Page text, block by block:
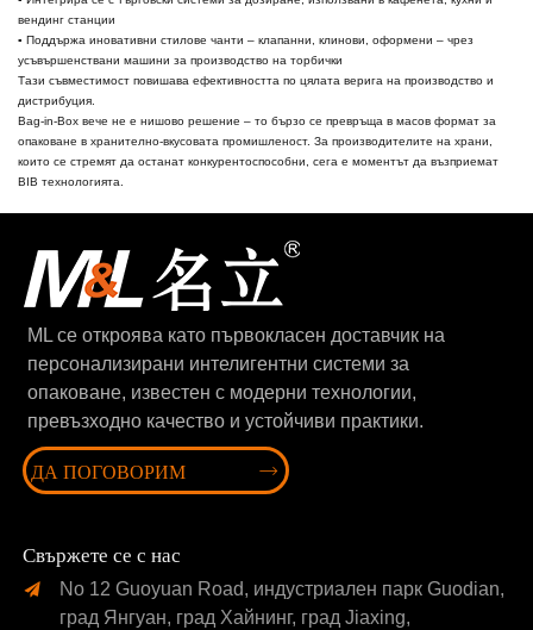
вендинг станции
▪ Поддържа иновативни стилове чанти – клапанни, клинови, оформени – чрез
усъвършенствани машини за производство на торбички
Тази съвместимост повишава ефективността по цялата верига на производство и
дистрибуция.
Bag-in-Box вече не е нишово решение – то бързо се превръща в масов формат за
опаковане в хранително-вкусовата промишленост. За производителите на храни,
които се стремят да останат конкурентоспособни, сега е моментът да възприемат
BIB технологията.
ML се откроява като първокласен доставчик на
персонализирани интелигентни системи за
опаковане, известен с модерни технологии,
превъзходно качество и устойчиви практики.
ДА ПОГОВОРИМ 
Свържете се с нас

No 12 Guoyuan Road, индустриален парк Guodian,
град Янгуан, град Хайнинг, град Jiaxing,